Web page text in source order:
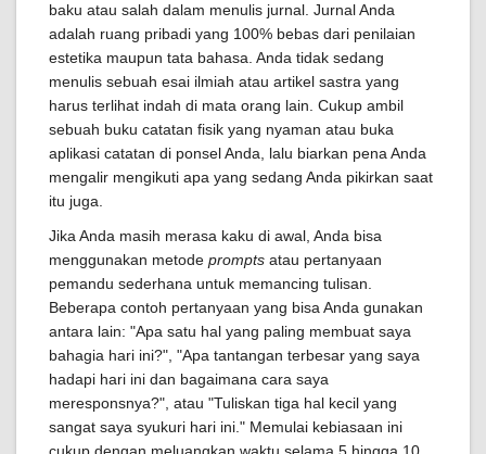
baku atau salah dalam menulis jurnal. Jurnal Anda
adalah ruang pribadi yang 100% bebas dari penilaian
estetika maupun tata bahasa. Anda tidak sedang
menulis sebuah esai ilmiah atau artikel sastra yang
harus terlihat indah di mata orang lain. Cukup ambil
sebuah buku catatan fisik yang nyaman atau buka
aplikasi catatan di ponsel Anda, lalu biarkan pena Anda
mengalir mengikuti apa yang sedang Anda pikirkan saat
itu juga.
Jika Anda masih merasa kaku di awal, Anda bisa
menggunakan metode prompts atau pertanyaan
pemandu sederhana untuk memancing tulisan.
Beberapa contoh pertanyaan yang bisa Anda gunakan
antara lain: "Apa satu hal yang paling membuat saya
bahagia hari ini?", "Apa tantangan terbesar yang saya
hadapi hari ini dan bagaimana cara saya
meresponsnya?", atau "Tuliskan tiga hal kecil yang
sangat saya syukuri hari ini." Memulai kebiasaan ini